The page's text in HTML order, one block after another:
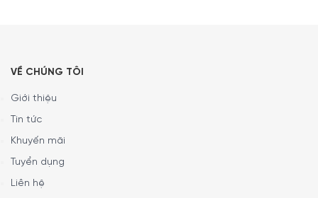
Bạn có thể đa dạng hóa loại thức uống để phù hợp cho
một ly cà phê espresso đậm đà, một ly cà phê đen đầy
hương thơm hay một ly cà phê , máy pha cà phê hoàn
toàn tự động này sẽ đảm bảo mang đến cho bạn một
tách đồ uống hợp khẩu vị chỉ trong nháy mắt.
12 cấp độ xay
VỀ CHÚNG TÔI
Giới thiệu
Tin tức
Khuyến mãi
Tuyển dụng
Liên hệ